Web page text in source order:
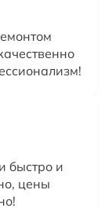
быстро и
цены